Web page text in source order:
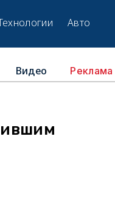
Авто
Видео Реклама